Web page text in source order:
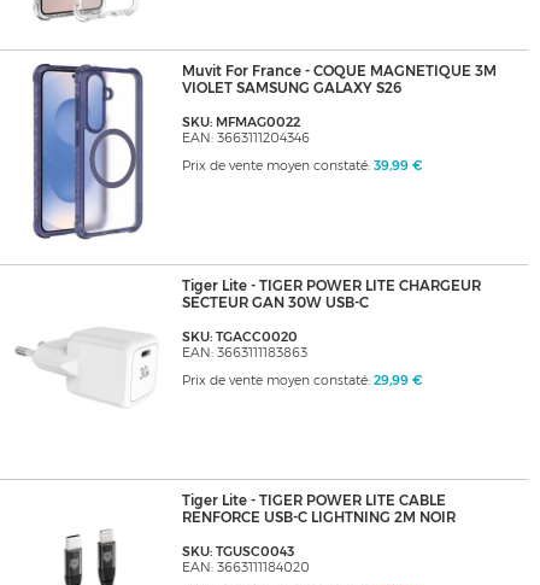
Muvit For France - COQUE MAGNETIQUE 3M
VIOLET SAMSUNG GALAXY S26
SKU: MFMAG0022
EAN: 3663111204346
Prix de vente moyen constaté: 39,99 €
Tiger Lite - TIGER POWER LITE CHARGEUR
SECTEUR GAN 30W USB-C
SKU: TGACC0020
EAN: 3663111183863
Prix de vente moyen constaté: 29,99 €
Tiger Lite - TIGER POWER LITE CABLE
RENFORCE USB-C LIGHTNING 2M NOIR
SKU: TGUSC0043
EAN: 3663111184020